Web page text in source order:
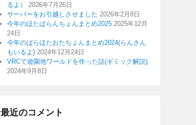
るよ）
2026年7月26日
サーバーをお引越しさせました 2026年2月8日
今年のほたぱらんちょんまとめ2025 2025年12月
24日
今年のぱらほたおたちょんまとめ2024(らんさん
もいるよ) 2024年12月24日
VRCで遊園地ワールドを作った話(ギミック解説)
2024年9月8日
最近のコメント